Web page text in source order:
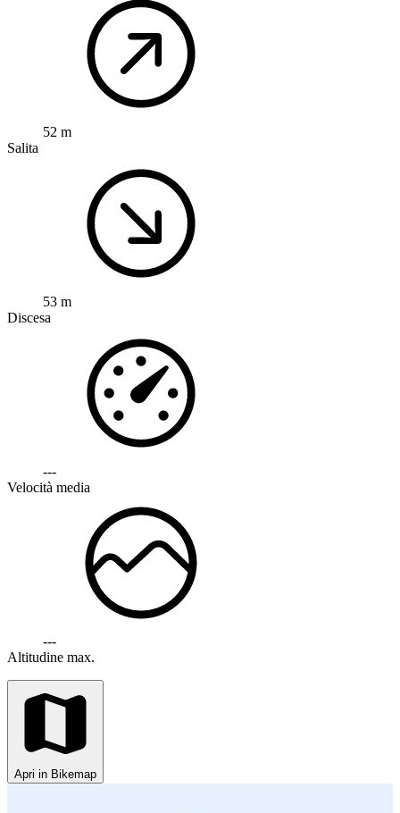
52 m
Salita
53 m
Discesa
---
Velocità media
---
Altitudine max.
Apri in Bikemap